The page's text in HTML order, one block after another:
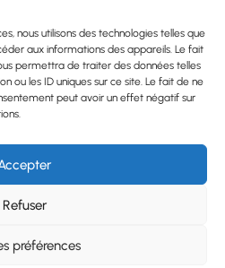
nous utilisons des technologies telles que
aux informations des appareils. Le fait
permettra de traiter des données telles
ou les ID uniques sur ce site. Le fait de ne
peut avoir un effet négatif sur
Refuser
préférences
péridurale à Castelnau-de-
périnatale et familiale -